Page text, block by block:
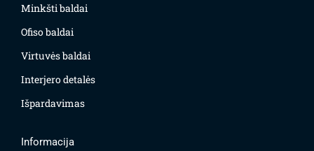
Minkšti baldai
Ofiso baldai
Virtuvės baldai
Interjero detalės
Išpardavimas
Informacija